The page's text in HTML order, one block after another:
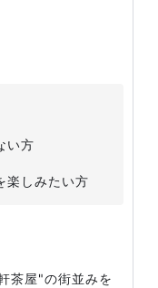
い方
楽しみたい方
茶屋"の街並みを